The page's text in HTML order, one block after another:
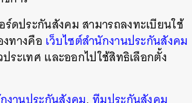
ดประกันสังคม สามารถลงทะเบียนใช้
ทางคือ เว็บไซต์สำนักงานประกันสังคม
ะเทศ และออกไปใช้สิทธิเลือกตั้ง